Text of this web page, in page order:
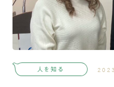
人を知る